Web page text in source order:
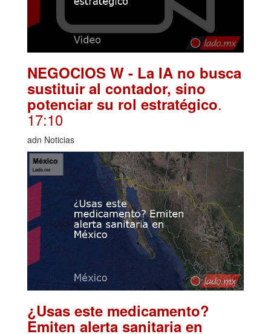
NEGOCIOS W - La IA no busca
sustituir al contador, sino
potenciar su rol estratégico.
17:10
adn Noticias
¿Usas este medicamento?
Emiten alerta sanitaria en